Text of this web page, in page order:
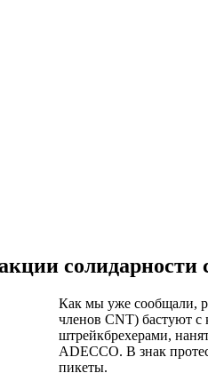
Как мы уже сообщали,
членов CNT) бастуют
штрейкбрехерами,
ADECCO. В знак
пикеты.